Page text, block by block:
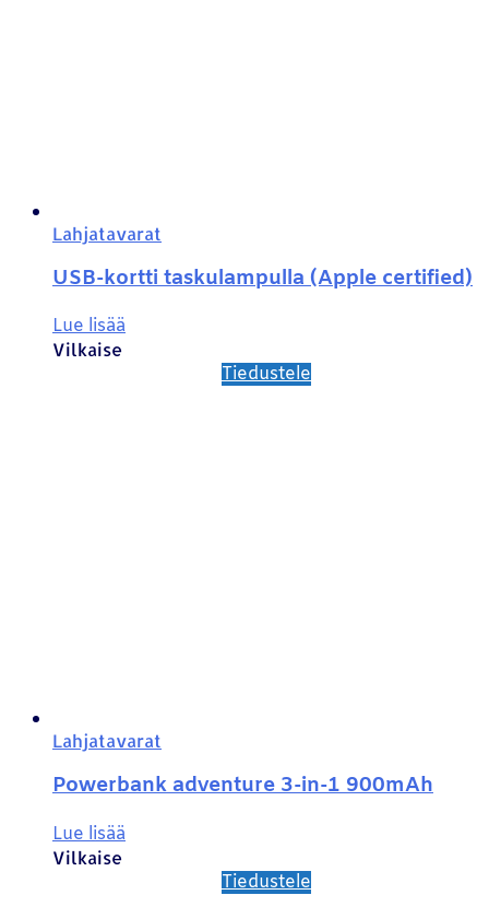
Lahjatavarat
USB-kortti taskulampulla (Apple certified)
Lue lisää
Vilkaise
Tiedustele
Lahjatavarat
Powerbank adventure 3-in-1 900mAh
Lue lisää
Vilkaise
Tiedustele